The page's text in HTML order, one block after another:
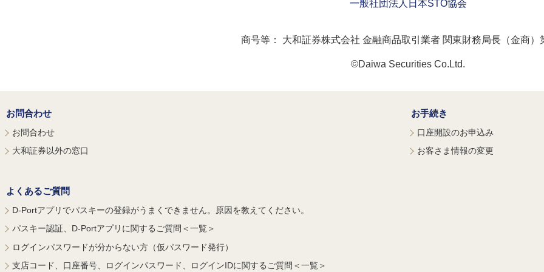
一般社団法人日本STO協会
商号等： 大和証券株式会社 金融商品取引業者 関東財務局長（金商）
©Daiwa Securities Co.Ltd.
お問合わせ
お問合わせ
大和証券以外の窓口
お手続き
口座開設のお申込み
お客さま情報の変更
よくあるご質問
D-Portアプリでパスキーの登録がうまくできません。原因を教えてください。
パスキー認証、D-Portアプリに関するご質問＜一覧＞
ログインパスワードが分からない方（仮パスワード発行）
支店コード、口座番号、ログインパスワード、ログインIDに関するご質問＜一覧＞